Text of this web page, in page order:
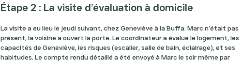
Étape 2 : La visite d’évaluation à domicile
La visite a eu lieu le jeudi suivant, chez Geneviève à la Buffa. Marc n’était pas
présent, la voisine a ouvert la porte. Le coordinateur a évalué le logement, les
capacités de Geneviève, les risques (escalier, salle de bain, éclairage), et ses
habitudes. Le compte rendu détaillé a été envoyé à Marc le soir même par